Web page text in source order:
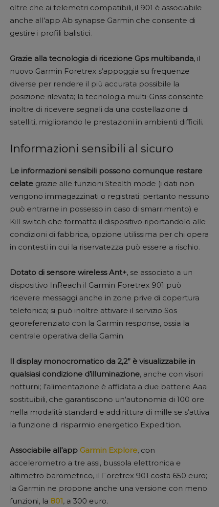
oltre che ai telemetri compatibili, il 901 è associabile
anche all’app Ab synapse Garmin che consente di
gestire i profili balistici.
Grazie alla tecnologia di ricezione Gps multibanda, il
nuovo Garmin Foretrex s’appoggia su frequenze
diverse per rendere il più accurata possibile la
posizione rilevata; la tecnologia multi-Gnss consente
inoltre di ricevere segnali da una costellazione di
satelliti, migliorando le prestazioni in ambienti difficili.
Informazioni sensibili al sicuro
Le informazioni sensibili possono comunque restare
celate grazie alle funzioni Stealth mode (i dati non
vengono immagazzinati o registrati; pertanto nessuno
può entrarne in possesso in caso di smarrimento) e
Kill switch che formatta il dispositivo riportandolo alle
condizioni di fabbrica, opzione utilissima per chi opera
in contesti in cui la riservatezza può essere a rischio.
Dotato di sensore wireless Ant+, se associato a un
dispositivo InReach il Garmin Foretrex 901 può
ricevere messaggi anche in zone prive di copertura
telefonica; si può inoltre attivare il servizio Sos
georeferenziato con la Garmin response, ossia la
centrale operativa della Gamin.
Il display monocromatico da 2,2” è visualizzabile in
qualsiasi condizione d’illuminazione, anche con visori
notturni; l’alimentazione è affidata a due batterie Aaa
sostituibili, che garantiscono un’autonomia di 100 ore
nella modalità standard e addirittura di mille se s’attiva
la funzione di risparmio energetico Expedition.
Associabile all’app Garmin Explore, con
accelerometro a tre assi, bussola elettronica e
altimetro barometrico, il Foretrex 901 costa 650 euro;
la Garmin ne propone anche una versione con meno
funzioni, la 801, a 300 euro.